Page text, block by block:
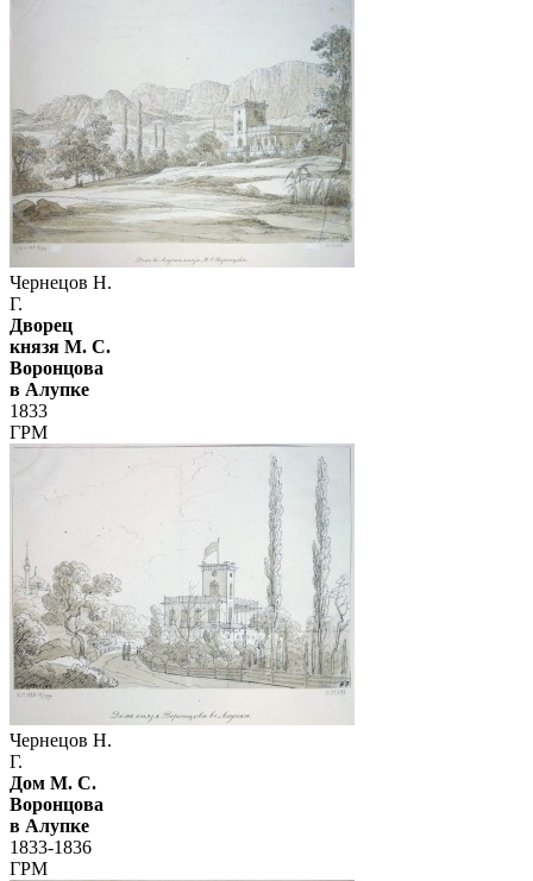
Чернецов Н.
Г.
Дворец
князя М. С.
Воронцова
в Алупке
1833
ГРМ
Чернецов Н.
Г.
Дом М. С.
Воронцова
в Алупке
1833-1836
ГРМ